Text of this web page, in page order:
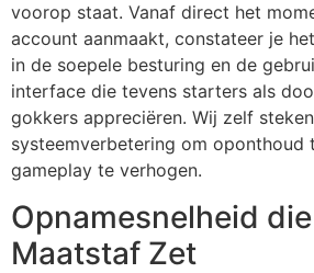
voorop staat. Vanaf direct het
account aanmaakt, constateer je
in de soepele besturing en de
interface die tevens starters als
gokkers appreciëren. Wij zelf
systeemverbetering om oponthoud
gameplay te verhogen.
Opnamesnelheid
Maatstaf Zet